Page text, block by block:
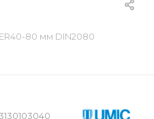
80 мм DIN2080
3130103040